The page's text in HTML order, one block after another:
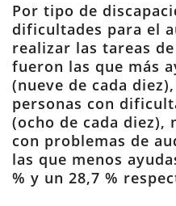
Por tipo de
dificultades para el
realizar las tareas
fueron las que más
(nueve de cada
personas con
(ocho de cada diez),
con problemas de
las que menos
% y un 28,7 %